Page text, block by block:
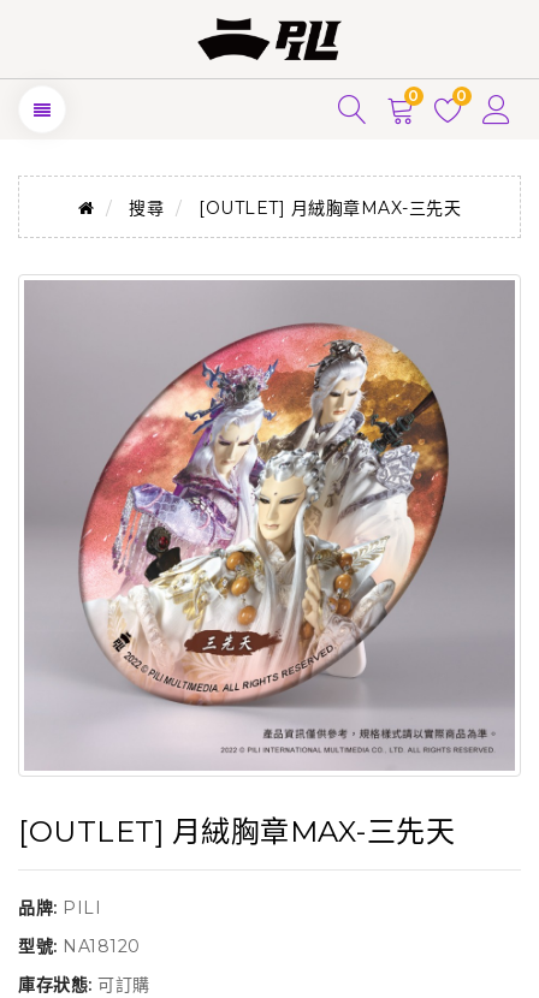
0 0
搜尋 [OUTLET] 月絨胸章MAX-三先天
[OUTLET] 月絨胸章MAX-三先天
品牌: PILI
型號: NA18120
庫存狀態: 可訂購